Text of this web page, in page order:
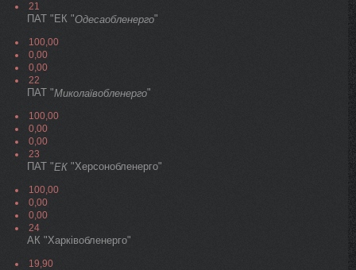
21
ПАТ "ЕК "Одесаобленерго"
100,00
0,00
0,00
22
ПАТ "Миколаївобленерго"
100,00
0,00
0,00
23
ПАТ "ЕК "Херсонобленерго"
100,00
0,00
0,00
24
АК "Харківобленерго"
19,90